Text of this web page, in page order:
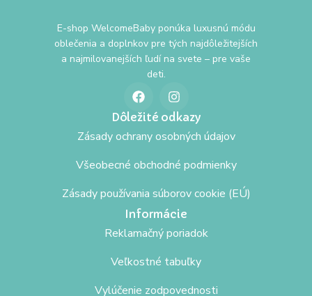
E-shop WelcomeBaby ponúka luxusnú módu
oblečenia a doplnkov pre tých najdôležitejších
a najmilovanejších ľudí na svete – pre vaše
deti.
Dôležité odkazy
Zásady ochrany osobných údajov
Všeobecné obchodné podmienky
Zásady používania súborov cookie (EÚ)
Informácie
Reklamačný poriadok
Veľkostné tabuľky
Vylúčenie zodpovednosti